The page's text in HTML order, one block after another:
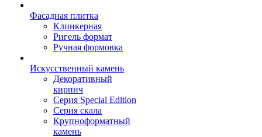
Фасадная плитка
Клинкерная
Ригель формат
Ручная формовка
Искусственный камень
Декоративный
кирпич
Серия Special Edition
Серия скала
Крупноформатный
камень